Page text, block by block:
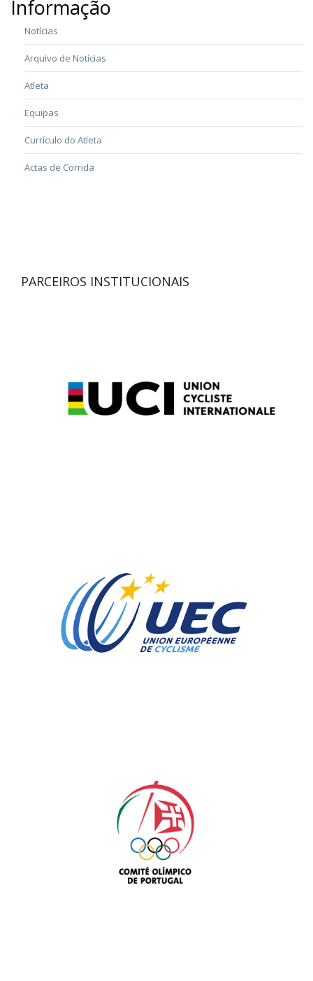
Informação
Notícias
Arquivo de Notícias
Atleta
Equipas
Currículo do Atleta
Actas de Corrida
PARCEIROS INSTITUCIONAIS